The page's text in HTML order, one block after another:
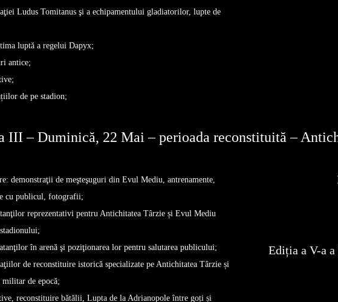
Ludus Tomitanus şi a echipamentului gladiatorilor, lupte de
luptă a regelui Dapyx;
antice;
de pe stadion;
III – Duminică, 22 Mai – perioada reconstituită –
demonstraţii de meşteşuguri din Evul Mediu, antrenamente,
cu publicul, fotografii;
reprezentativi pentru Antichitatea Târzie și Evul Mediu
în arenă şi poziţionarea lor pentru salutarea publicului;
de reconstituire istorică specializate pe Antichitatea Târzie și
de epocă;
reconstituire bătălii, Lupta de la Adrianopole între goți și
Ediția a V-a